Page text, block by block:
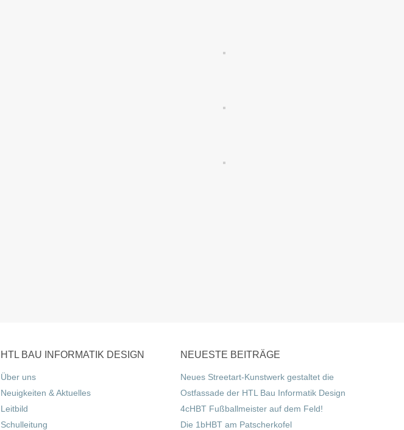
HTL BAU INFORMATIK DESIGN
Über uns
Neuigkeiten & Aktuelles
Leitbild
Schulleitung
NEUESTE BEITRÄGE
Neues Streetart-Kunstwerk gestaltet die
Ostfassade der HTL Bau Informatik Design
4cHBT Fußballmeister auf dem Feld!
Die 1bHBT am Patscherkofel